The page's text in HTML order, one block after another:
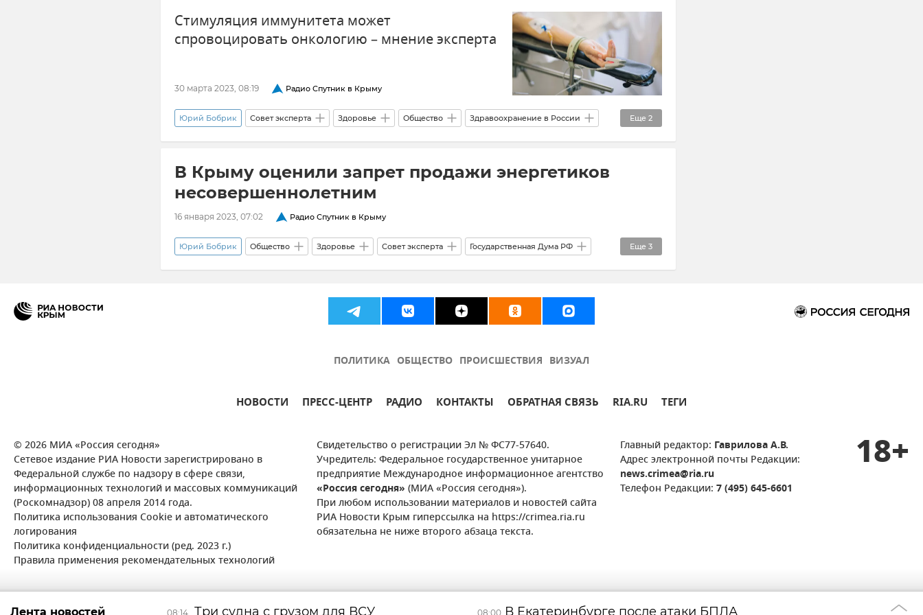
Стимуляция иммунитета может
спровоцировать онкологию – мнение эксперта
30 марта 2023, 08:19 Радио Спутник в Крыму
Еще 2
Юрий Бобрик Совет эксперта Здоровье Общество Здравоохранение в России
Крым Мнения
В Крыму оценили запрет продажи энергетиков
несовершеннолетним
16 января 2023, 07:02 Радио Спутник в Крыму
Еще 3
Юрий Бобрик Общество Здоровье Совет эксперта Государственная Дума РФ
Закон и право Новости КФУ (Крымский федеральный университет)
ПОЛИТИКА ОБЩЕСТВО ПРОИСШЕСТВИЯ ВИЗУАЛ
НОВОСТИ ПРЕСС-ЦЕНТР РАДИО КОНТАКТЫ ОБРАТНАЯ СВЯЗЬ RIA.RU ТЕГИ
© 2026 МИА «Россия сегодня»
Сетевое издание РИА Новости зарегистрировано в
Федеральной службе по надзору в сфере связи,
информационных технологий и массовых коммуникаций
(Роскомнадзор) 08 апреля 2014 года.
Политика использования Cookie и автоматического
логирования
Политика конфиденциальности (ред. 2023 г.)
Правила применения рекомендательных технологий
Свидетельство о регистрации Эл № ФС77-57640.
Учредитель: Федеральное государственное унитарное
предприятие Международное информационное агентство
«Россия сегодня» (МИА «Россия сегодня»).
При любом использовании материалов и новостей сайта
РИА Новости Крым гиперссылка на https://crimea.ria.ru
обязательна не ниже второго абзаца текста.
Главный редактор: Гаврилова А.В.
Адрес электронной почты Редакции:
news.crimea@ria.ru
Телефон Редакции: 7 (495) 645-6601
18+
08:14 Три судна с грузом для ВСУ 08:00 В Екатеринбурге после атаки БПЛА Двое погибших
Лента новостей